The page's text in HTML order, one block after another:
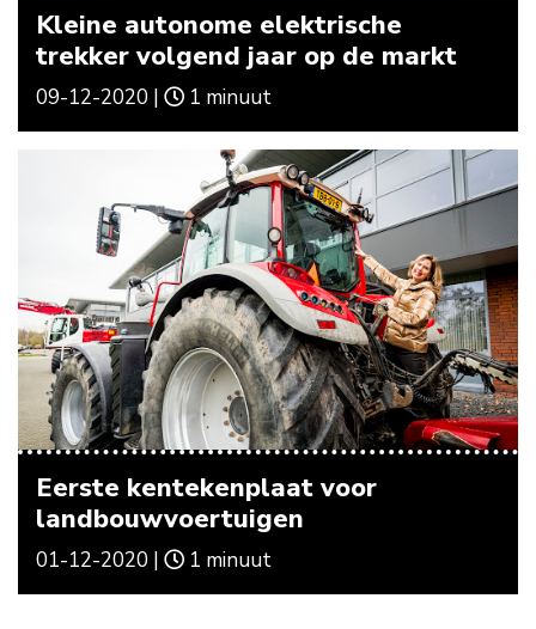
Kleine autonome elektrische
trekker volgend jaar op de markt
09-12-2020 | 1 minuut
Eerste kentekenplaat voor
landbouwvoertuigen
01-12-2020 | 1 minuut